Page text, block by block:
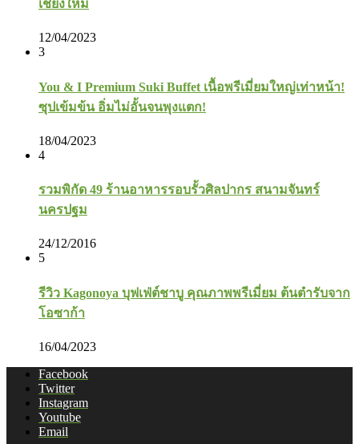
เชียงใหม่
12/04/2023
3
You & I Premium Suki Buffet เนื้อพรีเมี่ยมใหญ่เท่าหน้า!
ซุปเข้มข้น อิ่มไม่อั้นจนพุงแตก!
18/04/2023
4
รวมพิกัด 49 ร้านอาหารรอบรั้วศิลปากร สนามจันทร์
นครปฐม
24/12/2016
5
รีวิว Kagonoya บุฟเฟ่ต์ชาบู คุณภาพพรีเมี่ยม ต้นตำรับจาก
โอซาก้า
16/04/2023
Facebook
Twitter
Instagram
Youtube
Email